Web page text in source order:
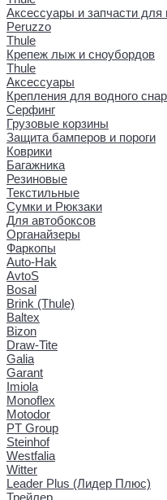
Аксессуары и запчасти для
Peruzzo
Thule
Крепеж лыж и сноубордов
Thule
Аксессуары
Крепления для водного
Серфинг
Грузовые корзины
Защита бамперов и пороги
Коврики
Багажника
Резиновые
Текстильные
Сумки и Рюкзаки
Для автобоксов
Органайзеры
Фаркопы
Auto-Hak
AvtoS
Bosal
Brink (Thule)
Baltex
Bizon
Draw-Tite
Galia
Garant
Imiola
Monoflex
Motodor
PT Group
Steinhof
Westfalia
Witter
Leader Plus (Лидер Плюс)
Трейлер